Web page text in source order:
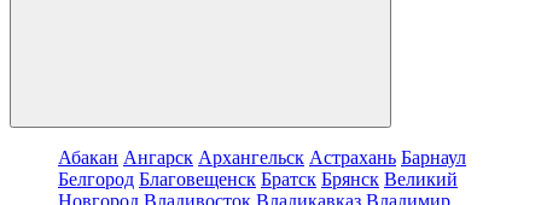
Абакан Ангарск Архангельск Астрахань Барнаул
Белгород Благовещенск Братск Брянск Великий
Новгород Владивосток Владикавказ Владимир